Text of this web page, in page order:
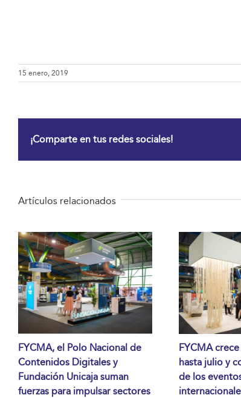
15 enero, 2019
¡Comparte en tus redes sociales!
Artículos relacionados
FYCMA, el Polo Nacional de
Contenidos Digitales y
Fundación Unicaja suman
fuerzas para impulsar sectores
FYCMA
hasta julio y
de los